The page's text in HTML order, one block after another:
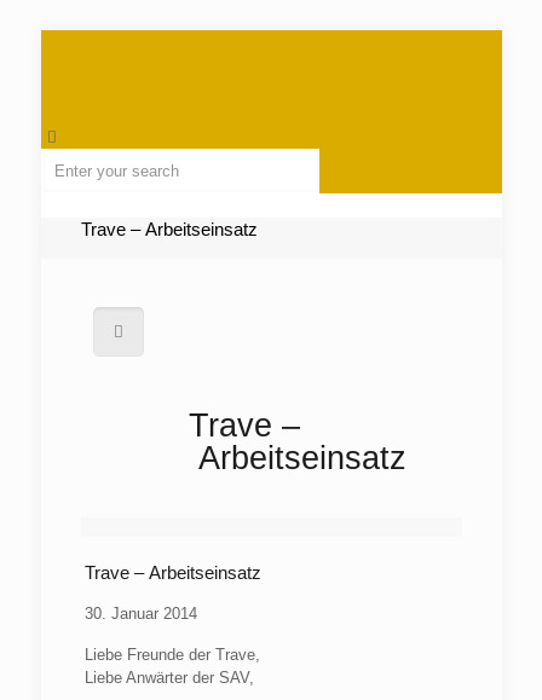
Trave – Arbeitseinsatz
Trave –
Arbeitseinsatz
Trave – Arbeitseinsatz
30. Januar 2014
Liebe Freunde der Trave,
Liebe Anwärter der SAV,